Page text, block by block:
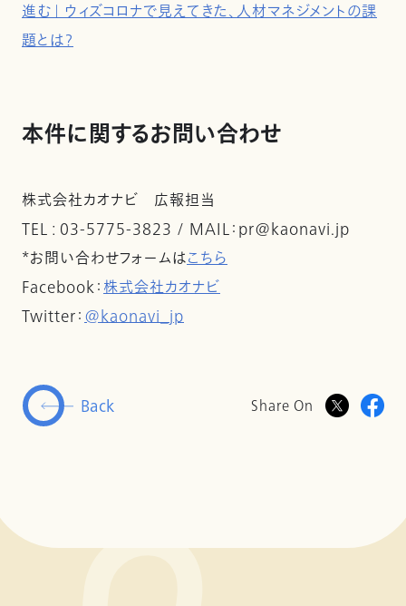
進む」 ウィズコロナで見えてきた、人材マネジメントの課
題とは？
本件に関するお問い合わせ
株式会社カオナビ 広報担当
TEL : 03-5775-3823 / MAIL：pr@kaonavi.jp
*お問い合わせフォームはこちら
Facebook：株式会社カオナビ
Twitter：@kaonavi_jp
Back Share On